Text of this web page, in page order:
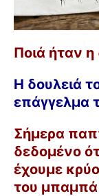
Ποιά ήταν
Η δουλειά
επάγγελμα
Σήμερα
δεδομένο
έχουμε
του μπαμπά